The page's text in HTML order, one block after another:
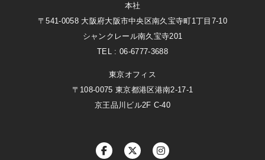
本社
〒541-0058 大阪府大阪市中央区南久宝寺町1丁目7-10
シャンクレール南久宝寺201
TEL : 06-6777-3688
東京オフィス
〒108-0075 東京都港区港南2-17-1
京王品川ビル2F C-40